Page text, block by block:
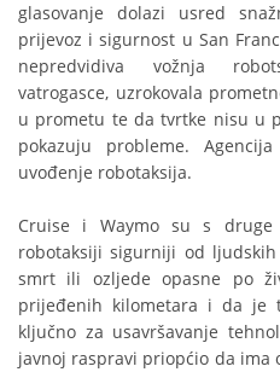
glasovanje dolazi usred
prijevoz i sigurnost u San
nepredvidiva vožnja
vatrogasce, uzrokovala
u prometu te da tvrtke nisu u
pokazuju probleme.
uvođenje robotaksija.
Cruise i Waymo su s
robotaksiji sigurniji od
smrt ili ozljede opasne po
prijeđenih kilometara i da je
ključno za usavršavanje
javnoj raspravi priopćio da ima